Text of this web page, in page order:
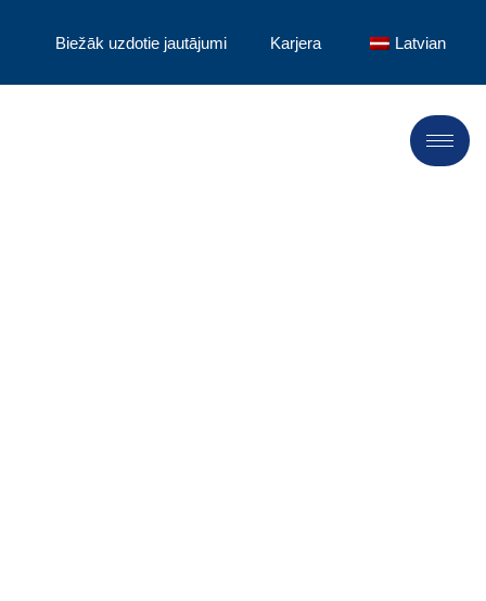
Biežāk uzdotie jautājumi Karjera Latvian